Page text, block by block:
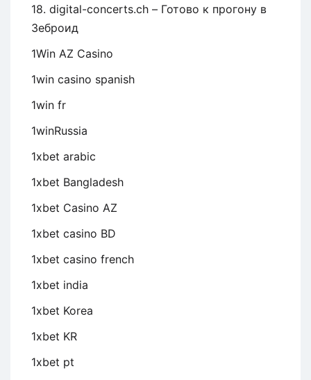
18. digital-concerts.ch – Готово к прогону в
Зеброид
1Win AZ Casino
1win casino spanish
1win fr
1winRussia
1xbet arabic
1xbet Bangladesh
1xbet Casino AZ
1xbet casino BD
1xbet casino french
1xbet india
1xbet Korea
1xbet KR
1xbet pt